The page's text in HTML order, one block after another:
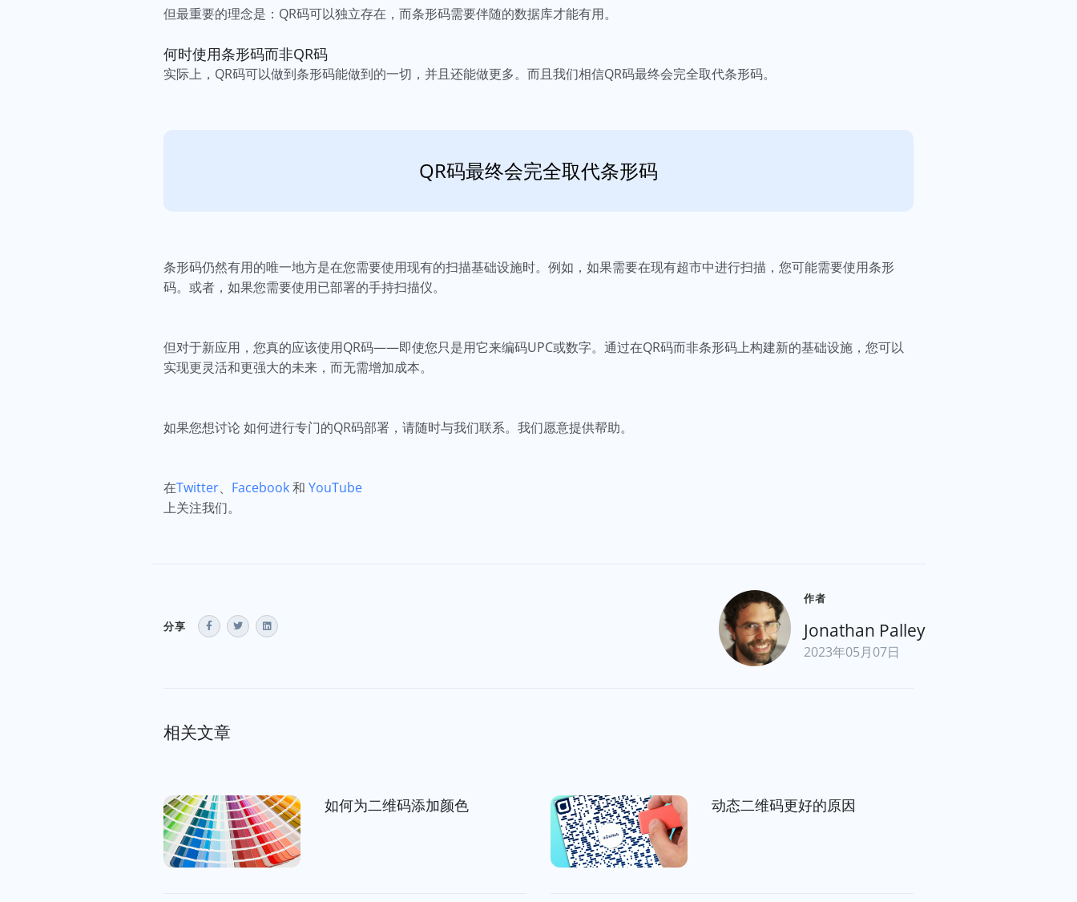
但最重要的理念是：QR码可以独立存在，而条形码需要伴随的数据库才能有用。
何时使用条形码而非QR码
实际上，QR码可以做到条形码能做到的一切，并且还能做更多。而且我们相信QR码最终会完全取代条形码。
QR码最终会完全取代条形码
条形码仍然有用的唯一地方是在您需要使用现有的扫描基础设施时。例如，如果需要在现有超市中进行扫描，您可能需要使用条形
码。或者，如果您需要使用已部署的手持扫描仪。
但对于新应用，您真的应该使用QR码——即使您只是用它来编码UPC或数字。通过在QR码而非条形码上构建新的基础设施，您可以
实现更灵活和更强大的未来，而无需增加成本。
如果您想讨论 如何进行专门的QR码部署，请随时与我们联系。我们愿意提供帮助。
在Twitter、 Facebook和 YouTube
上关注我们。
分享
作者
Jonathan Palley
2023年05月07日
相关文章
如何为二维码添加颜色 动态二维码更好的原因